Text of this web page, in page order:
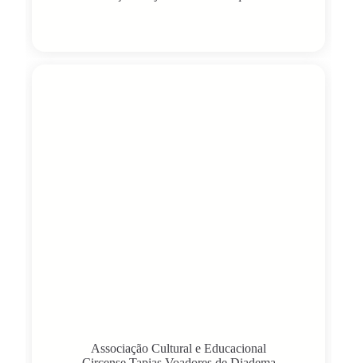
Associação Cultural e Educacional